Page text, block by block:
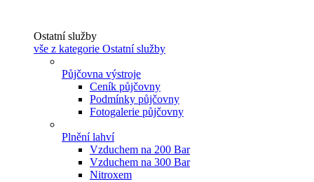
Ostatní služby
vše z kategorie Ostatní služby
Půjčovna výstroje
Ceník půjčovny
Podmínky půjčovny
Fotogalerie půjčovny
Plnění lahví
Vzduchem na 200 Bar
Vzduchem na 300 Bar
Nitroxem